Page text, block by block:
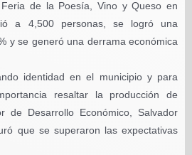
de la Poesía, Vino y Queso en
a 4,500 personas, se logró una
y se generó una derrama económica
identidad en el municipio y para
resaltar la producción de
de Desarrollo Económico, Salvador
que se superaron las expectativas